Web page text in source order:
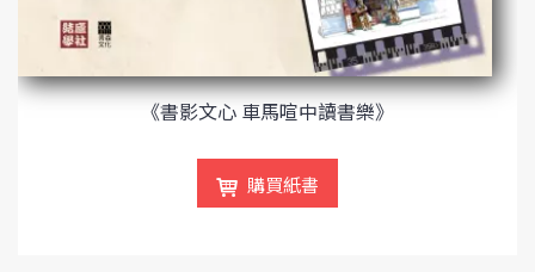
《書影文心 車馬喧中讀書樂》
購買紙書